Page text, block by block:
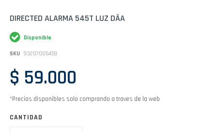
Saltar
comienzo
de
galería
imágenes
DIRECTED ALARMA 545T LUZ DÃ­A
Disponible
SKU 93207005459
$ 59.000
*Precios disponibles solo comprando a traves de la web
CANTIDAD